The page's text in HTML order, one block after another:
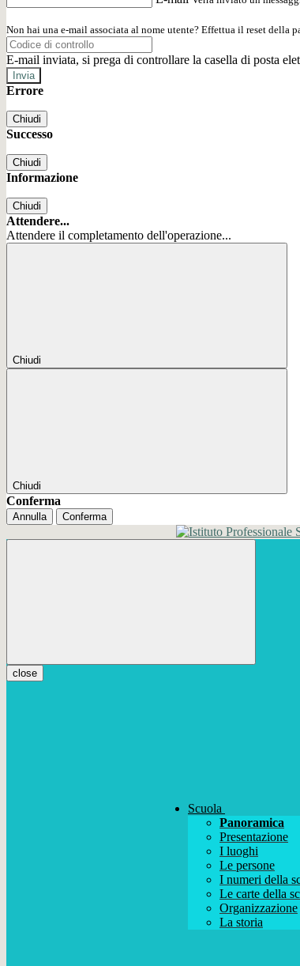
Non hai una e-mail associata al nome utente? Effettua il reset della
E-mail inviata, si prega di controllare la casella di posta
Errore
Chiudi
Successo
Chiudi
Informazione
Chiudi
Attendere...
Attendere il completamento dell'operazione...
Chiudi
Chiudi
Conferma
Annulla Conferma
close
Scuola
Panoramica
Presentazione
I luoghi
Le persone
I numeri della
Le carte della
Organizzazione
La storia